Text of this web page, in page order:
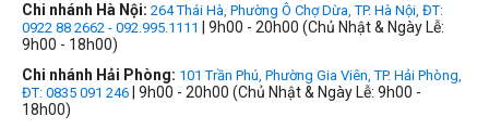
Chi nhánh Hà Nội: 264 Thái Hà, Phường Ô Chợ Dừa, TP. Hà Nội, ĐT:
0922 88 2662 - 092.995.1111
| 9h00 - 20h00 (Chủ Nhật & Ngày Lễ:
9h00 - 18h00)
Chi nhánh Hải Phòng: 101 Trần Phú, Phường Gia Viên, TP. Hải Phòng,
ĐT: 0835 091 246 | 9h00 - 20h00 (Chủ Nhật & Ngày Lễ: 9h00 -
18h00)